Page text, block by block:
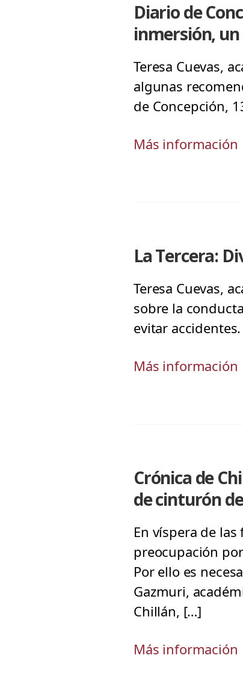
Diario de
inmersión,
Teresa Cuevas,
algunas
de Concepción,
Más información
La Tercera:
Teresa Cuevas,
sobre la
evitar
Más información
Crónica de
de cinturón
En víspera de
preocupación
Por ello es
Gazmuri,
Chillán, […]
Más información